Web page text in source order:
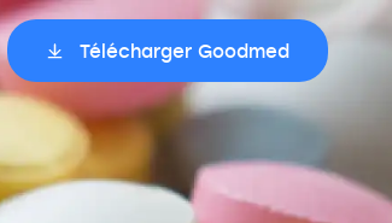
Télécharger Goodmed